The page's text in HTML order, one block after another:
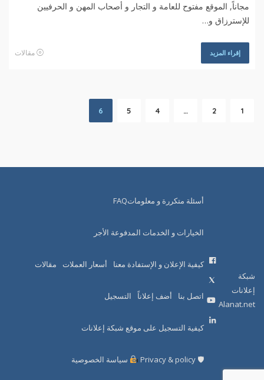
مجاناً, الموقع مفتوح للعامة و التجار و أصحاب المهن و الحرفيين
للإسترزاق و…
إقراء المزيد مقالات
1
2
…
4
5
6
شبكة
إعلانات
Alanat.net
أسئلة متكررة و معلوماتFAQ
الخيارات و الخدمات المدفوعة الأجر
كيفية الإعلان و الإستفادة معنا أسعار العملات مقالات
اتصل بنا أضف إعلاناً التسجيل
كيفية التسجيل على موقع شبكة إعلانات
🛡 Privacy & policy سياسة الخصوصية